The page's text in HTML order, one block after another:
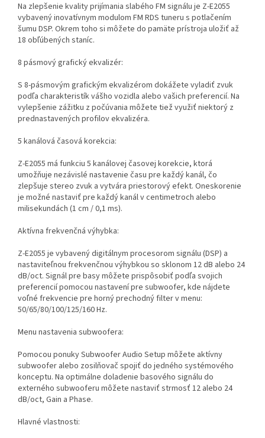
Na zlepšenie kvality prijímania slabého FM signálu je Z-E2055
vybavený inovatívnym modulom FM RDS tuneru s potlačením
šumu DSP. Okrem toho si môžete do pamäte prístroja uložiť až
18 obľúbených staníc.
8 pásmový grafický ekvalizér:
S 8-pásmovým grafickým ekvalizérom dokážete vyladiť zvuk
podľa charakteristík vášho vozidla alebo vašich preferencií. Na
vylepšenie zážitku z počúvania môžete tiež využiť niektorý z
prednastavených profilov ekvalizéra.
5 kanálová časová korekcia:
Z-E2055 má funkciu 5 kanálovej časovej korekcie, ktorá
umožňuje nezávislé nastavenie času pre každý kanál, čo
zlepšuje stereo zvuk a vytvára priestorový efekt. Oneskorenie
je možné nastaviť pre každý kanál v centimetroch alebo
milisekundách (1 cm / 0,1 ms).
Aktívna frekvenčná výhybka:
Z-E2055 je vybavený digitálnym procesorom signálu (DSP) a
nastaviteľnou frekvenčnou výhybkou so sklonom 12 dB alebo 24
dB/oct. Signál pre basy môžete prispôsobiť podľa svojich
preferencií pomocou nastavení pre subwoofer, kde nájdete
voľné frekvencie pre horný prechodný filter v menu:
50/65/80/100/125/160 Hz.
Menu nastavenia subwoofera:
Pomocou ponuky Subwoofer Audio Setup môžete aktívny
subwoofer alebo zosilňovač spojiť do jedného systémového
konceptu. Na optimálne doladenie basového signálu do
externého subwooferu môžete nastaviť strmosť 12 alebo 24
dB/oct, Gain a Phase.
Hlavné vlastnosti: